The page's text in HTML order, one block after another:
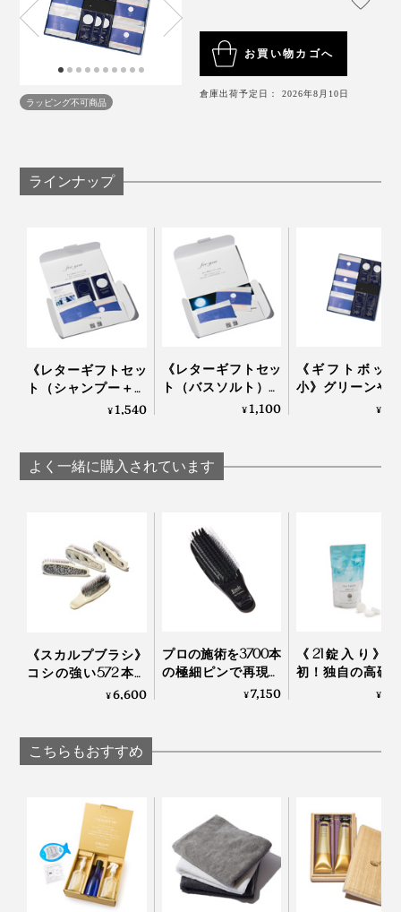
触。汚れをしっかり浮かしながら、洗い上がりの肌はし
っとり。髪もスルリとまとまる――。
1回で、ここまで心地よい全身洗いができる
『MANGETSU（満月）』『SINGETSU（新月）』の成
特長1
髪や肌が持つバリア機能を守りながら、汚れを落と
特長2
世界85ヵ国でオーガニック認証の実績がある「エコ
サート認証」を取得した、12種の植物成分
特長3
99％以上の生分解性がある、環境に配慮した成分
特長4
シリコンなどの合成ポリマー、パラベンやフェノキ
シエタノールは使わない
遺伝子組み換えされた素材は使わない
ストレスも徹底的に抑えた逸品です。
『MANGETSU（満月）』『SINGETSU（新月）』を使
えば使うほど、髪と肌にいいだけでなく、時短やコスト
削減、水や環境への配慮も叶います。
ラッピング不可商品
お買い物カゴへ
倉庫出荷予定日： 2026年8月10日
ラインナップ
《レターギフトセッ
ト（シャンプー＋バ
スソルト）》グリー
髪・顔・体がしっと
り潤う「全身シャン
SINGETSU
¥1,540
《レターギフトセッ
ト（バスソルト）》
グリーンや果実の“自
しっとり潤う「バス
ソルトセット」｜
SINGETSU ジャムレ
ーベル 満月・新月
¥1,100
《ギフトボッ
小》グリーンや
の“自然の香り”
ーベル 満月・新月
¥
よく一緒に購入されています
《スカルプブラシ》
コシの強い572本の
ピンが、皮脂汚れを
¥6,600
プロの施術を3700本
の極細ピンで再現す
る「トリートメント
¥7,150
《21錠入り》
初！独自の高硬
イクロカプセル
¥
こちらもおすすめ